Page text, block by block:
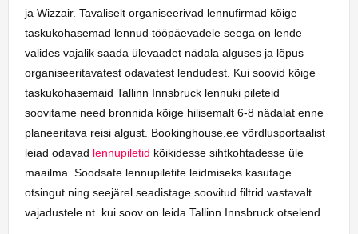
ja Wizzair. Tavaliselt organiseerivad lennufirmad kõige
taskukohasemad lennud tööpäevadele seega on lende
valides vajalik saada ülevaadet nädala alguses ja lõpus
organiseeritavatest odavatest lendudest. Kui soovid kõige
taskukohasemaid Tallinn Innsbruck lennuki pileteid
soovitame need bronnida kõige hilisemalt 6-8 nädalat enne
planeeritava reisi algust. Bookinghouse.ee võrdlusportaalist
leiad odavad lennupiletid kõikidesse sihtkohtadesse üle
maailma. Soodsate lennupiletite leidmiseks kasutage
otsingut ning seejärel seadistage soovitud filtrid vastavalt
vajadustele nt. kui soov on leida Tallinn Innsbruck otselend.